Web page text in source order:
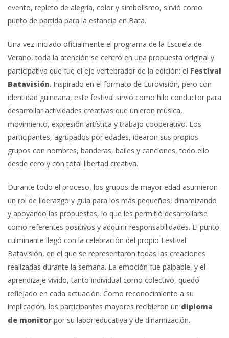
evento, repleto de alegría, color y simbolismo, sirvió como
punto de partida para la estancia en Bata.
Una vez iniciado oficialmente el programa de la Escuela de
Verano, toda la atención se centró en una propuesta original y
participativa que fue el eje vertebrador de la edición: el Festival
Batavisión. Inspirado en el formato de Eurovisión, pero con
identidad guineana, este festival sirvió como hilo conductor para
desarrollar actividades creativas que unieron música,
movimiento, expresión artística y trabajo cooperativo. Los
participantes, agrupados por edades, idearon sus propios
grupos con nombres, banderas, bailes y canciones, todo ello
desde cero y con total libertad creativa.
Durante todo el proceso, los grupos de mayor edad asumieron
un rol de liderazgo y guía para los más pequeños, dinamizando
y apoyando las propuestas, lo que les permitió desarrollarse
como referentes positivos y adquirir responsabilidades. El punto
culminante llegó con la celebración del propio Festival
Batavisión, en el que se representaron todas las creaciones
realizadas durante la semana. La emoción fue palpable, y el
aprendizaje vivido, tanto individual como colectivo, quedó
reflejado en cada actuación. Como reconocimiento a su
implicación, los participantes mayores recibieron un diploma
de monitor por su labor educativa y de dinamización.